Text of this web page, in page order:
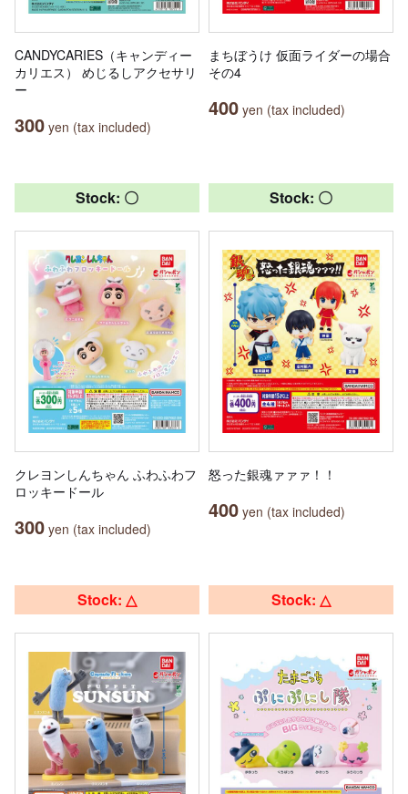
CANDYCARIES（キャンディー
カリエス） めじるしアクセサリ
ー
300 yen (tax included)
まちぼうけ 仮面ライダーの場合
その4
400 yen (tax included)
Stock: 〇
クレヨンしんちゃん ふわふわフ
ロッキードール
300 yen (tax included)
Stock: 〇
怒った銀魂ァァァ！！
400 yen (tax included)
Stock: △ Stock: △